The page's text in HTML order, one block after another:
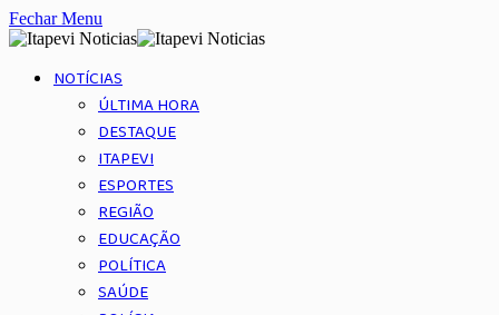
Fechar Menu
NOTÍCIAS
ÚLTIMA HORA
DESTAQUE
ITAPEVI
ESPORTES
REGIÃO
EDUCAÇÃO
POLÍTICA
SAÚDE